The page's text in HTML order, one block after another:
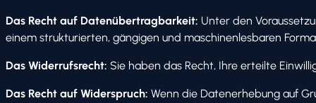
Das Recht auf Datenübertragbarkeit: Unter den
einem strukturierten, gängigen und maschinenlesbaren
Das Widerrufsrecht: Sie haben das Recht, Ihre erteilte
Das Recht auf Widerspruch: Wenn die Datenerhebung auf